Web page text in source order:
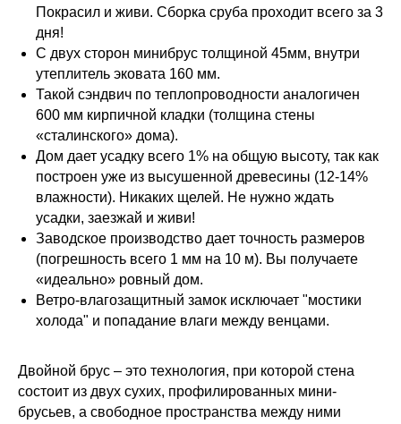
Покрасил и живи. Сборка сруба проходит всего за 3
дня!
С двух сторон минибрус толщиной 45мм, внутри
утеплитель эковата 160 мм.
Такой сэндвич по теплопроводности аналогичен
600 мм кирпичной кладки (толщина стены
«сталинского» дома).
Дом дает усадку всего 1% на общую высоту, так как
построен уже из высушенной древесины (12-14%
влажности). Никаких щелей. Не нужно ждать
усадки, заезжай и живи!
Заводское производство дает точность размеров
(погрешность всего 1 мм на 10 м). Вы получаете
«идеально» ровный дом.
Ветро-влагозащитный замок исключает "мостики
холода" и попадание влаги между венцами.
Двойной брус – это технология, при которой стена
состоит из двух сухих, профилированных мини-
брусьев, а свободное пространства между ними